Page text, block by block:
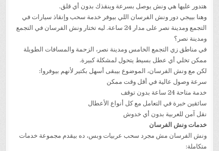
هتدور عليها هي ونش يوصل بسرعة وينقذك بدون أي قلق.
وهنا بييجي دور ونش الفرسان اللي بيوفر خدمة سحب وإنقاذ سيارات في
التجمع ومدينة نصر على مدار 24 ساعة. ليه تختار ونش الفرسان في التجمع
ومدينة نصر؟
في مناطق زي التجمع الخامس ومدينة نصر، الزحمة والمسافات الطويلة
ممكن تخلي أي عطل بسيط يتحول لمشكلة كبيرة.
لكن مع ونش الفرسان، الموضوع بيبقى أسهل بكتير لأنهم بيوفروا:
سرعة وصول عالية في أقل وقت ممكن
خدمة متاحة 24 ساعة بدون توقف
سائقين خبرة في التعامل مع كل أنواع الأعطال
نقل آمن للعربية بدون أي خدوش
خدمات ونش الفرسان
ونش الفرسان مش مجرد سحب عربيات وبس، ده بيقدم مجموعة خدمات
متكاملة: